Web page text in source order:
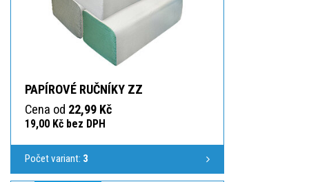
PAPÍROVÉ RUČNÍKY ZZ
Cena od 22,99 Kč
19,00 Kč bez DPH
Počet variant: 3